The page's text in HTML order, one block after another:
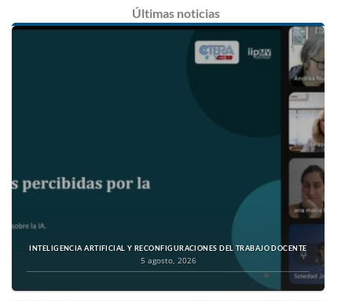
Últimas noticias
INTELIGENCIA ARTIFICIAL Y RECONFIGURACIONES DEL TRABAJO DOCENTE
5 agosto, 2026